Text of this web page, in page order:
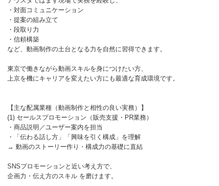
・対面コミュニケーション
・提案の組み立て
・段取り力
・信頼構築
など、動画制作の土台となる力を自然に習得できます。
東京で働きながら動画スキルを身につけたい方、
上京を機にキャリアを変えたい方にも最適な育成環境です。
【主な配属業種（動画制作と相性の良い実務）】
(1) セールスプロモーション（販売支援・PR業務）
・商品説明／ユーザー案内を担当
・「伝わる話し方」「興味を引く構成」を理解
→ 動画のストーリー作り・構成力の基礎に直結
SNSプロモーションと近い考え方で、
企画力・伝え方のスキル を磨けます。